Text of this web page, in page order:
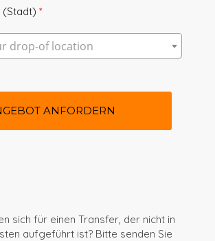
(Stadt) *
drop-of location
sich für einen Transfer, der nicht in
aufgeführt ist? Bitte senden Sie